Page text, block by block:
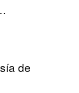
de